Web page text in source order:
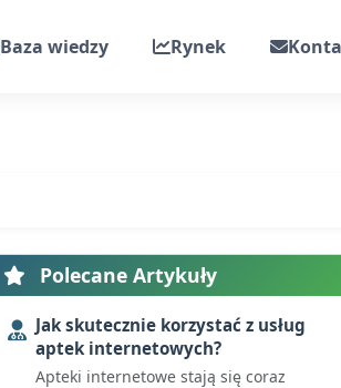
Baza wiedzy Rynek
Polecane Artykuły
Jak skutecznie korzystać z usług
aptek internetowych?
Apteki internetowe stają się coraz